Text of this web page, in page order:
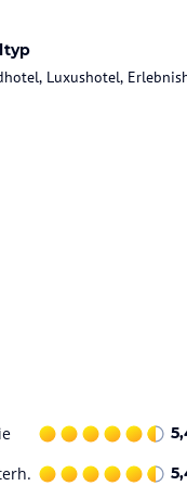
Luxushotel,